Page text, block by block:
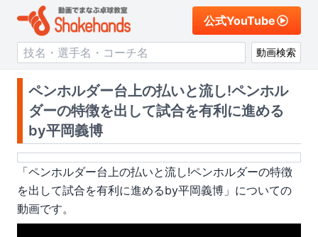
公式YouTube
動画検索
ペンホルダー台上の払いと流し!ペンホル
ダーの特徴を出して試合を有利に進める
by平岡義博
「ペンホルダー台上の払いと流し!ペンホルダーの特徴
を出して試合を有利に進めるby平岡義博 」についての
動画です。